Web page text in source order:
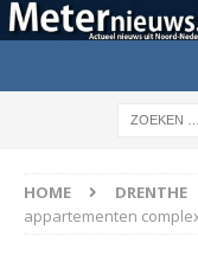
HOME DRENTHE
appartementen